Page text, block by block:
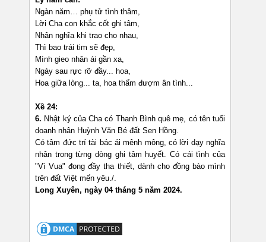
Ngàn năm… phụ tử tình thâm,
Lời Cha con khắc cốt ghi tâm,
Nhân nghĩa khi trao cho nhau,
Thì bao trái tim sẽ đẹp,
Mình gieo nhân ái gần xa,
Ngày sau rực rỡ đầy... hoa,
Hoa giữa lòng... ta, hoa thấm đượm ân tình...
Xề 24:
6. Nhật ký của Cha có Thanh Bình quê mẹ, có tên tuổi
doanh nhân Huỳnh Văn Bé đất Sen Hồng.
Có tâm đức trí tài bác ái mênh mông, có lời dạy nghĩa
nhân trong từng dòng ghi tâm huyết. Có cái tình của
"Vì Vua" đong đầy tha thiết, dành cho đồng bào mình
trên đất Việt mến yêu./.
Long Xuyên, ngày 04 tháng 5 năm 2024.